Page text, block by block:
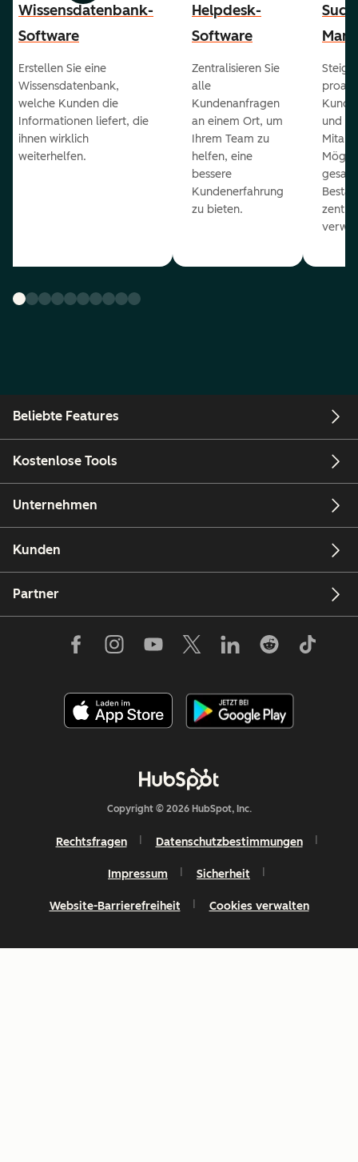
Wissensdatenbank-
Software
Erstellen Sie eine
Wissensdatenbank,
welche Kunden die
Informationen liefert, die
ihnen wirklich
weiterhelfen.
Helpdesk-
Software
Zentralisieren Sie
alle
Kundenanfragen
an einem Ort, um
Ihrem Team zu
helfen, eine
bessere
Kundenerfahrung
zu bieten.
und
Beliebte Features
Kostenlose Tools
Unternehmen
Kunden
Partner
Copyright © 2026 HubSpot, Inc.
Rechtsfragen Datenschutzbestimmungen
Impressum Sicherheit
Website-Barrierefreiheit Cookies verwalten